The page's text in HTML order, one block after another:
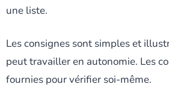
une liste.
Les consignes sont simples et
peut travailler en autonomie. Les
fournies pour vérifier soi-même.